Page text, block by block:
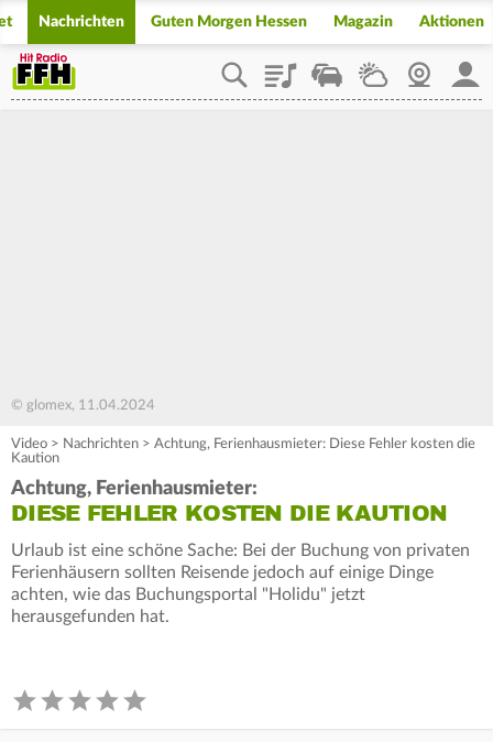
Nachrichten Guten Morgen Hessen Magazin Aktionen
PlaylistStaupilotWetterWebcam
© glomex, 11.04.2024
Video > Nachrichten > Achtung, Ferienhausmieter: Diese Fehler kosten die
Kaution
Achtung, Ferienhausmieter:
DIESE FEHLER KOSTEN DIE KAUTION
Urlaub ist eine schöne Sache: Bei der Buchung von privaten
Ferienhäusern sollten Reisende jedoch auf einige Dinge
achten, wie das Buchungsportal "Holidu" jetzt
herausgefunden hat.